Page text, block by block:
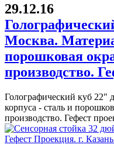
29.12.16
Москва.
порошковая
производство.
Голографический куб 22"
корпуса - сталь и
производство. Гефест